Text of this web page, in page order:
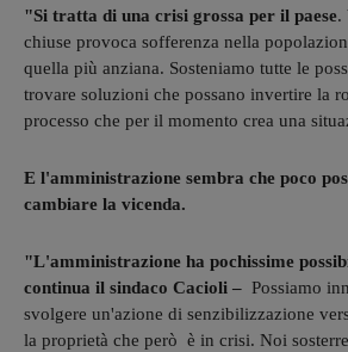
"Si tratta di una crisi grossa per il paese.
chiuse provoca sofferenza nella
quella più anziana. Sosteniamo tutte le
trovare soluzioni che possano invertire la
processo che per il momento crea una
E l'amministrazione sembra che poco
cambiare la vicenda.
"L'amministrazione ha pochissime
continua il sindaco Cacioli – Possiamo
svolgere un'azione di senzibilizzazione
la proprietà che però è in crisi. Noi